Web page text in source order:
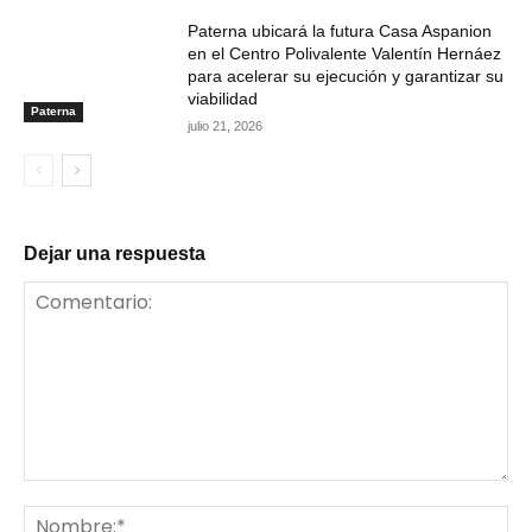
Paterna
Paterna ubicará la futura Casa Aspanion
en el Centro Polivalente Valentín Hernáez
para acelerar su ejecución y garantizar su
viabilidad
julio 21, 2026
Dejar una respuesta